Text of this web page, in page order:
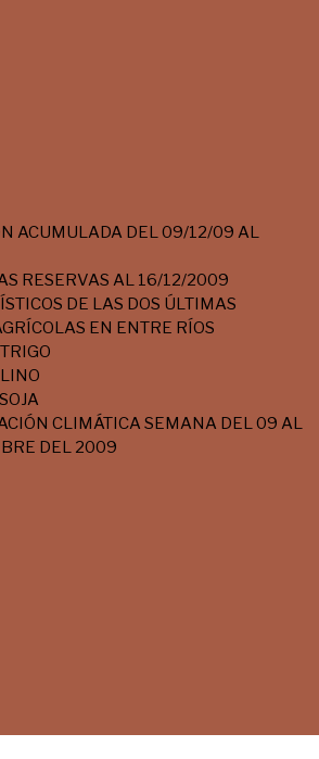
ACUMULADA DEL 09/12/09 AL
RESERVAS AL 16/12/2009
DE LAS DOS ÚLTIMAS
EN ENTRE RÍOS
CLIMÁTICA SEMANA DEL 09 AL
DEL 2009